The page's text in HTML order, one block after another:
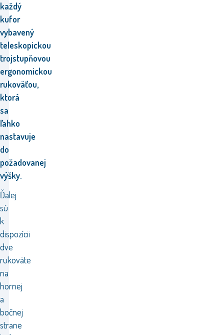
každý
kufor
vybavený
teleskopickou
trojstupňovou
ergonomickou
rukoväťou,
ktorá
sa
ľahko
nastavuje
do
požadovanej
výšky.
Ďalej
sú
k
dispozícii
dve
rukoväte
na
hornej
a
bočnej
strane